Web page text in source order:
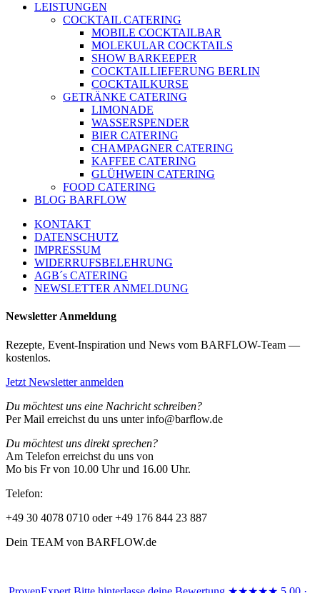
LEISTUNGEN
COCKTAIL CATERING
MOBILE COCKTAILBAR
MOLEKULAR COCKTAILS
SHOW BARKEEPER
COCKTAILLIEFERUNG BERLIN
COCKTAILKURSE
GETRÄNKE CATERING
LIMONADE
WASSERSPENDER
BIER CATERING
CHAMPAGNER CATERING
KAFFEE CATERING
GLÜHWEIN CATERING
FOOD CATERING
BLOG BARFLOW
KONTAKT
DATENSCHUTZ
IMPRESSUM
WIDERRUFSBELEHRUNG
AGB´s CATERING
NEWSLETTER ANMELDUNG
Newsletter Anmeldung
Rezepte, Event-Inspiration und News vom BARFLOW-Team —
kostenlos.
Jetzt Newsletter anmelden
Du möchtest uns eine Nachricht schreiben?
Per Mail erreichst du uns unter info@barflow.de
Du möchtest uns direkt sprechen?
Am Telefon erreichst du uns von
Mo bis Fr von 10.00 Uhr und 16.00 Uhr.
Telefon:
+49 30 4078 0710 oder +49 176 844 23 887
Dein TEAM von BARFLOW.de